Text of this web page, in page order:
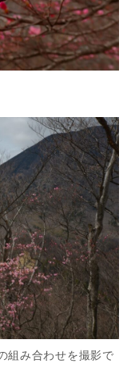
組み合わせを撮影で